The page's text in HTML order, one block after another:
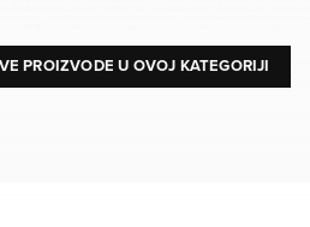
PROIZVODE U OVOJ KATEGORIJI